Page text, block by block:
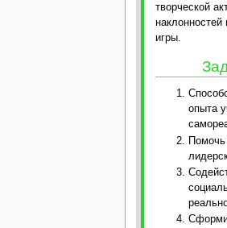
творческой
наклонностей
игры.
опыта
Помочь